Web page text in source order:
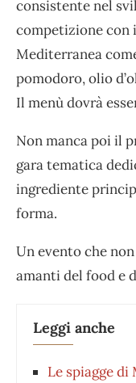
consistente nel
competizione con
Mediterranea
pomodoro, olio
Il menù dovrà
Non manca poi il
gara tematica
ingrediente
forma.
Un evento che
amanti del food e
Leggi anche
Le spiagge di